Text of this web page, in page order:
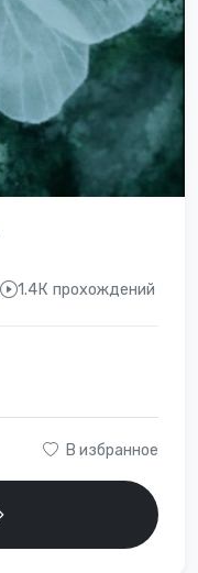
1.4К прохождений
В избранное